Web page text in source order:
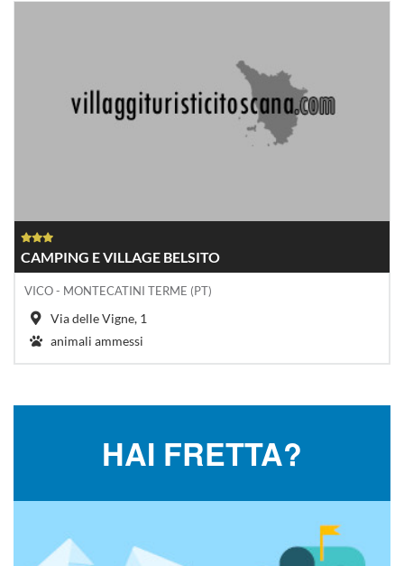
CAMPING E VILLAGE BELSITO
VICO - MONTECATINI TERME (PT)
Via delle Vigne, 1
animali ammessi
HAI FRETTA?